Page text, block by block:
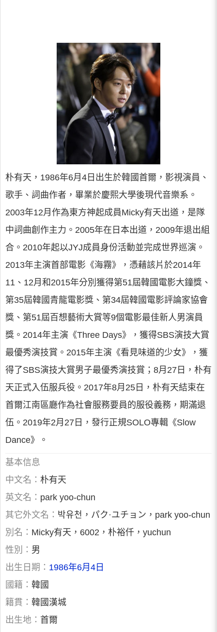
朴有天，1986年6月4日出生於韓國首爾，影視演員、
歌手、詞曲作者，畢業於慶熙大學後現代音樂系。
2003年12月作為東方神起成員Micky有天出道，是隊
中詞曲創作主力。2005年在日本出道，2009年退出組
合。2010年起以JYJ成員身份活動並完成世界巡演。
2013年主演首部電影《海霧》，憑藉該片於2014年
11、12月和2015年分別獲得第51屆韓國電影大鐘獎、
第35屆韓國青龍電影獎、第34屆韓國電影評論家協會
獎、第51屆百想藝術大賞等9個電影最佳新人男演員
獎。2014年主演《Three Days》，獲得SBS演技大賞
最優秀演技賞。2015年主演《看見味道的少女》，獲
得了SBS演技大賞男子最優秀演技賞；8月27日，朴有
天正式入伍服兵役。2017年8月25日，朴有天結束在
首爾江南區廳作為社會服務要員的服役義務，期滿退
伍。2019年2月27日，發行正規SOLO專輯《Slow
Dance》。
基本信息
中文名： 朴有天
英文名： park yoo-chun
其它外文名： 박유천，パク·ユチョン，park yoo-chun
別名： Micky有天，6002，朴裕仟，yuchun
性別： 男
出生日期： 1986年6月4日
國籍： 韓國
籍貫： 韓國漢城
出生地： 首爾